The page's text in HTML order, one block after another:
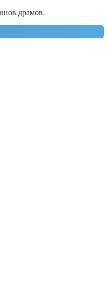
драмов.